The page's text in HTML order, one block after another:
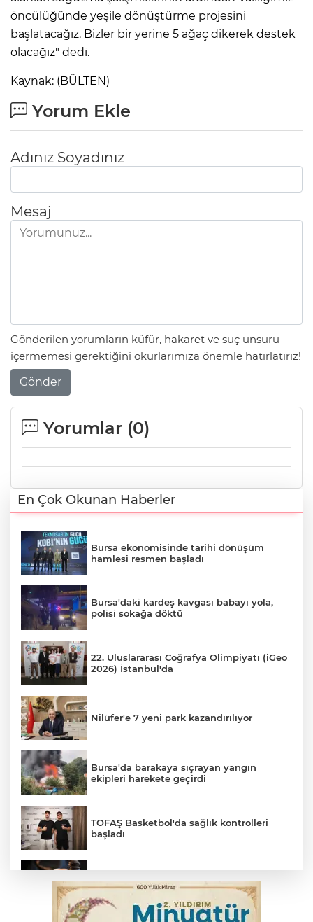
öncülüğünde yeşile dönüştürme projesini
başlatacağız. Bizler bir yerine 5 ağaç dikerek destek
olacağız" dedi.
Kaynak: (BÜLTEN)
Yorum Ekle
Adınız Soyadınız
Mesaj
Gönderilen yorumların küfür, hakaret ve suç unsuru
içermemesi gerektiğini okurlarımıza önemle hatırlatırız!
Gönder
Yorumlar (0)
En Çok Okunan Haberler
Bursa ekonomisinde tarihi dönüşüm
hamlesi resmen başladı
Bursa'daki kardeş kavgası babayı yola,
polisi sokağa döktü
22. Uluslararası Coğrafya Olimpiyatı (iGeo
2026) İstanbul'da
Nilüfer'e 7 yeni park kazandırılıyor
Bursa'da barakaya sıçrayan yangın
ekipleri harekete geçirdi
TOFAŞ Basketbol'da sağlık kontrolleri
başladı
Yargıtay’dan primle çalışanlara müjde